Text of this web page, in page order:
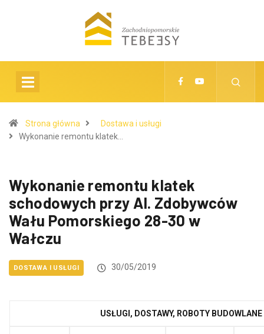
Strona główna
Dostawa i usługi
Wykonanie remontu klatek…
Wykonanie remontu klatek
schodowych przy Al. Zdobywców
Wału Pomorskiego 28-30 w
Wałczu
DOSTAWA I USŁUGI 30/05/2019
USŁUGI, DOSTAWY, ROBOTY BUDOWLANE